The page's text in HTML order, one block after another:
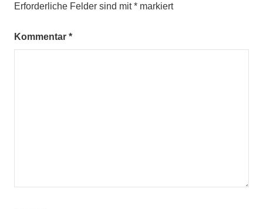
Erforderliche Felder sind mit* markiert
Kommentar *